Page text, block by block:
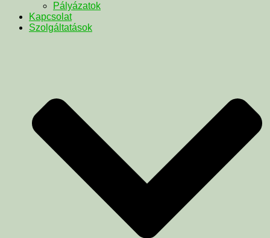
Pályázatok
Kapcsolat
Szolgáltatások